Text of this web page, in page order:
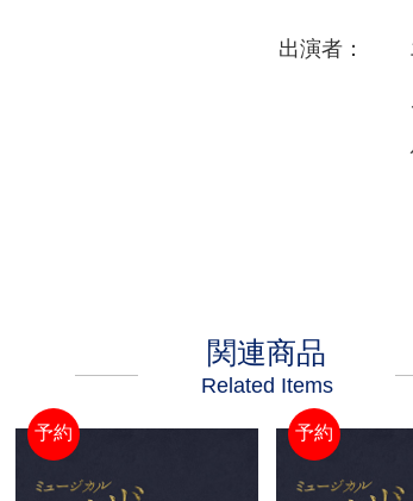
出演者：
関連商品
Related Items
予約 予約